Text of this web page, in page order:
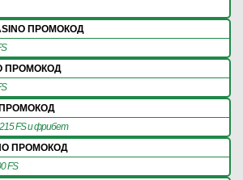
ПРОМОКОД
ПРОМОКОД
ПРОМОКОД
FS и фрибет
ПРОМОКОД
FS